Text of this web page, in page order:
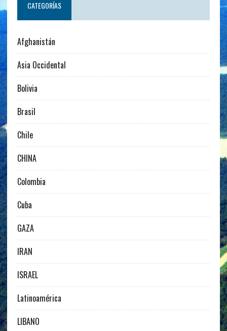
CATEGORÍAS
Afghanistán
Asia Occidental
Bolivia
Brasil
Chile
CHINA
Colombia
Cuba
GAZA
IRAN
ISRAEL
Latinoamérica
LIBANO